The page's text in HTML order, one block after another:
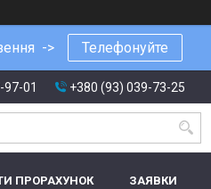
-> Телефонуйте
97-01 +380 (93) 039-73-25
ПРОРАХУНОК ЗАЯВКИ